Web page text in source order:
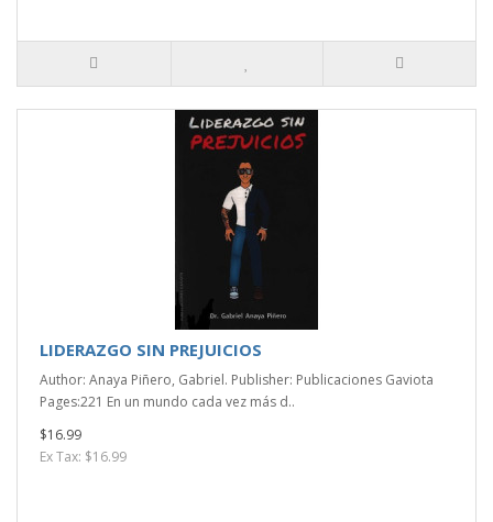
LIDERAZGO SIN PREJUICIOS
Author: Anaya Piñero, Gabriel. Publisher: Publicaciones Gaviota
Pages:221 En un mundo cada vez más d..
$16.99
Ex Tax: $16.99